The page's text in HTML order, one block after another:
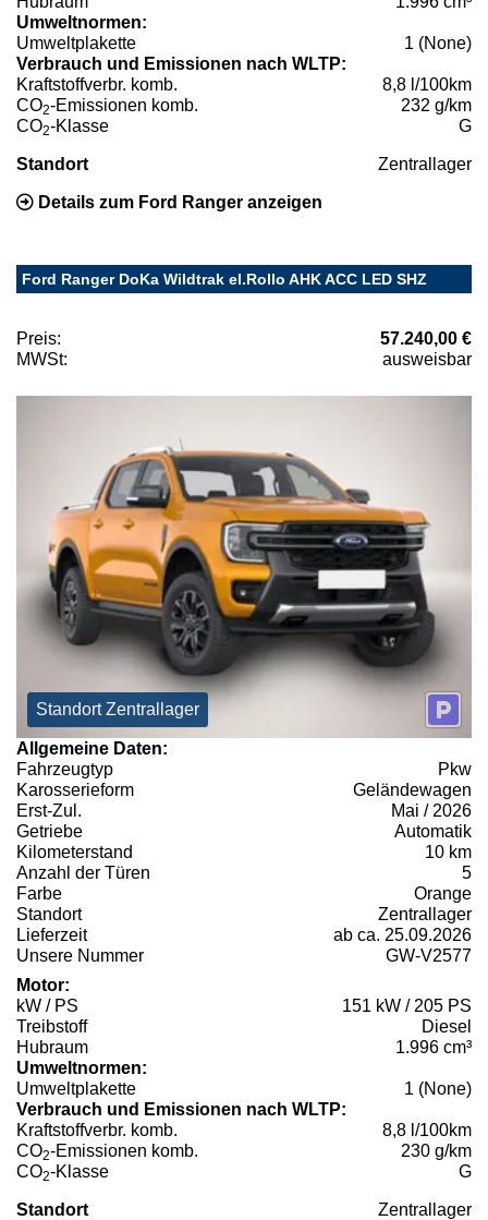
Umweltnormen:
Umweltplakette
1 (None)
Verbrauch und Emissionen nach WLTP:
Kraftstoffverbr. komb.
8,8 l/100km
CO2-Emissionen komb.
232 g/km
CO2-Klasse G
Standort Zentrallager
Details zum Ford Ranger anzeigen
Ford Ranger DoKa Wildtrak el.Rollo AHK ACC LED SHZ
Preis:
57.240,00 €
MWSt:
ausweisbar
Standort Zentrallager
Allgemeine Daten:
Fahrzeugtyp
Pkw
Karosserieform
Geländewagen
Erst-Zul.
Mai / 2026
Getriebe
Automatik
Kilometerstand
10 km
Anzahl der Türen
5
Farbe
Orange
Standort
Zentrallager
Lieferzeit
ab ca. 25.09.2026
Unsere Nummer
GW-V2577
Motor:
kW / PS
151 kW / 205 PS
Treibstoff
Diesel
Hubraum
1.996 cm³
Umweltnormen:
Umweltplakette
1 (None)
Verbrauch und Emissionen nach WLTP:
Kraftstoffverbr. komb.
8,8 l/100km
CO2-Emissionen komb.
230 g/km
CO2-Klasse G
Standort Zentrallager